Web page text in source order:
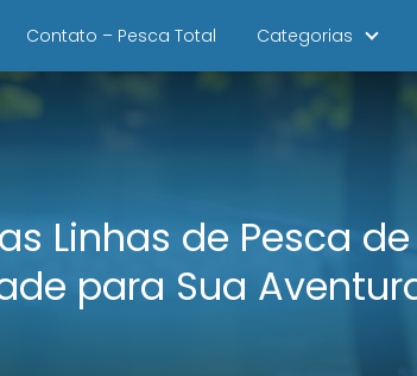
Contato – Pesca Total Categorias
Linhas de Pesca
para Sua